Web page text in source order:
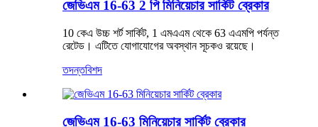
জেভিএম 16-63 2 পি মিনিয়েচার সার্কিট ব্রেকার
10 কেএ উচ্চ শর্ট সার্কিট, 1 এমএএম থেকে 63 এএমপি পর্যন্ত
রেটেড। এটিতে যোগাযোগের অবস্থান সূচকও রয়েছে।
তদন্তবিশদ
জেভিএম 16-63 মিনিয়েচার সার্কিট ব্রেকার